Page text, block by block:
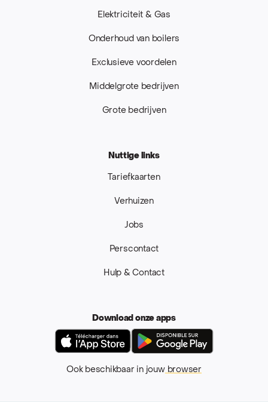
Elektriciteit & Gas
Onderhoud van boilers
Exclusieve voordelen
Middelgrote bedrijven
Grote bedrijven
Nuttige links
Tariefkaarten
Verhuizen
Jobs
Perscontact
Hulp & Contact
Download onze apps
App Store
Ook beschikbaar in jouwbrowser